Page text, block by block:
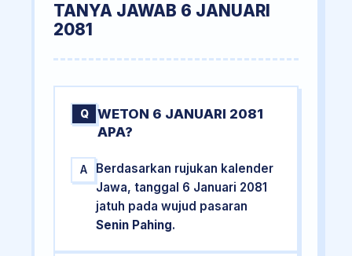
TANYA JAWAB 6 JANUARI
2081
Q
WETON 6 JANUARI 2081
APA?
A
Berdasarkan rujukan kalender
Jawa, tanggal 6 Januari 2081
jatuh pada wujud pasaran
Senin Pahing.